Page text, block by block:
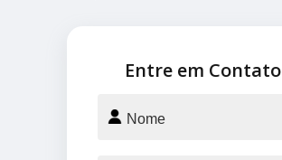
Entre em Contato